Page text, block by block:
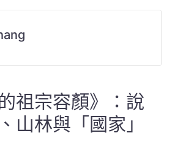
祖宗容顏》：說
山林與「國家」